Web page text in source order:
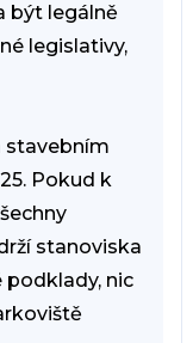
být legálně
legislativy,
stavebním
Pokud k
stanoviska
nic